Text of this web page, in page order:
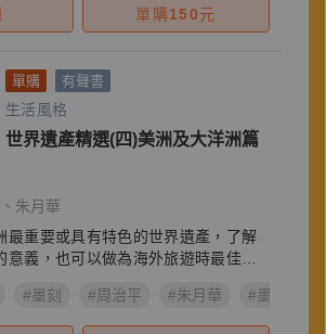
單購150元
單購 有聲書
生活風格
世界遺產精選(四)美洲及大洋洲篇
朱月華
最重要或具有特色的世界遺產，了解
意義，也可以做為海外旅遊時最佳指
#墨刻 #周治平 #朱月華 #墨刻編輯